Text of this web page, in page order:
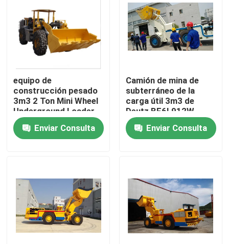
Sobre nosotros
Viaje de la fábrica
Control de calidad
Éntrenos en contacto con
Noticias
Maquinaria de construcción de carreteras
equipo de
construcción pesado
3m3 2 Ton Mini Wheel
Underground Loader
con el motor de 76KW
WEICHAIEnviar Consulta
Camión de mina de
subterráneo de la
carga útil 3m3 de
Deutz BF6L912W
6000kgs
Enviar Consulta